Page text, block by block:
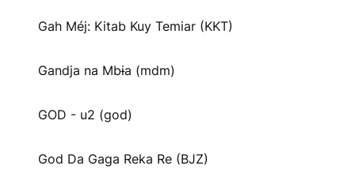
Gah Méj: Kitab Kuy Temiar (KKT)
Gandja na Mbɨa (mdm)
GOD - u2 (god)
God Da Gaga Reka Re (BJZ)